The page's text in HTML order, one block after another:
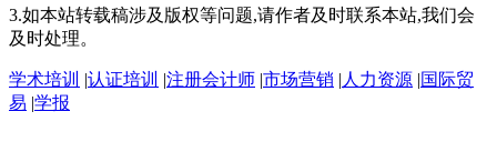
3.如本站转载稿涉及版权等问题,请作者及时联系本站,我们会
及时处理。
学术培训 |认证培训 |注册会计师 |市场营销 | 人力资源 |国际贸
易 |学报